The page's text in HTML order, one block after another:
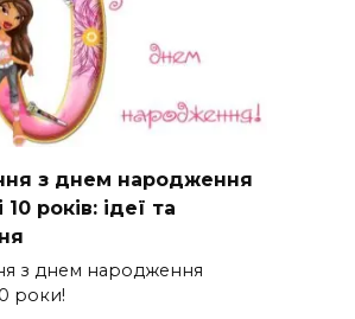
з днем народження
10 років: ідеї та
з днем народження
роки!